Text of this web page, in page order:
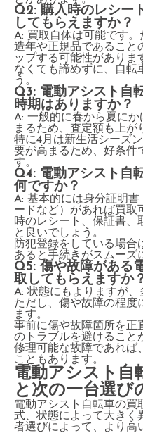
Q2: 購入時のレシー
してもらえますか？
A: 買取自体は可能です
造年や正規品であること
ップする可能性がありま
なくても諦めずに、自転
う。
Q3: 電動アシスト自
時期はありますか？
A: 一般的に春から夏に
まるため、査定額も上が
特に4月は新生活シーズ
要が高まるため、好条件
す。
Q4: 電動アシスト自
何ですか？
A: 基本的には身分証明
ードなど）があれば買取
時のレシート、保証書、
と良いでしょう。
防犯登録をしている場
あると手続きがスムーズ
Q5: 傷や故障がある
取してもらえますか
A: 状態にもよりますが、
ただし、傷や故障の程度
ます。
事前に傷や故障箇所を正
のトラブルを避けること
修理可能な故障であれば
こともあります。
電動アシスト自
と次の一台選び
電動アシスト自転車の買
式、状態によって大きく
者選びによって、より高